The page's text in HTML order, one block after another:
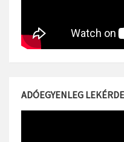
ADÓEGYENLEG